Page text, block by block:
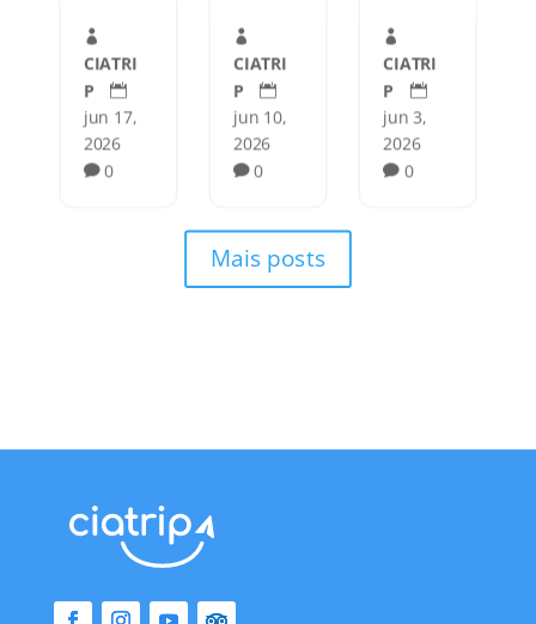

CIATRI
P

jun 17,
2026
 0

CIATRI
P

jun 10,
2026
 0

CIATRI
P 
jun 3,
2026
 0
Mais posts